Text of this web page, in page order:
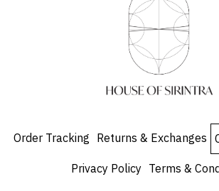
Order Tracking Returns & Exchanges
Privacy Policy Terms &